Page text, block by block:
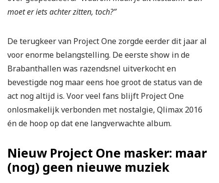
moet er iets achter zitten, toch?”
De terugkeer van Project One zorgde eerder dit jaar al
voor enorme belangstelling. De eerste show in de
Brabanthallen was razendsnel uitverkocht en
bevestigde nog maar eens hoe groot de status van de
act nog altijd is. Voor veel fans blijft Project One
onlosmakelijk verbonden met nostalgie, Qlimax 2016
én de hoop op dat ene langverwachte album.
Nieuw Project One masker: maar
(nog) geen nieuwe muziek